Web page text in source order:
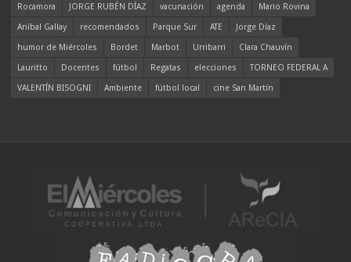
Rocamora
JORGE RUBÉN DÍAZ vacunación agenda
Mario Rovina
Aníbal Gallay
recomendados Parque Sur ATE
Jorge Díaz
humor de Miércoles
Bordet Marbot Urribarri
Clara Chauvín
Lauritto
Docentes fútbol Regatas elecciones
TORNEO FEDERAL A
VALENTÍN BISOGNI
Ambiente fútbol local cine San Martín